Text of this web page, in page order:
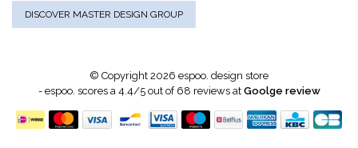
DISCOVER MASTER DESIGN GROUP
© Copyright 2026 espoo. design store
- espoo. scores a4.4/5out of 68 reviews at Goolge review